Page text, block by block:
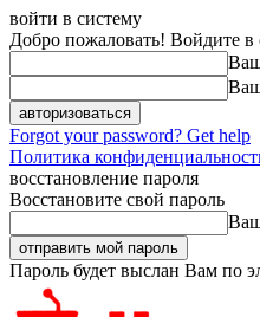
войти в систему
Добро пожаловать! Войдите
Forgot your password? Get help
Политика
восстановление пароля
Восстановите свой пароль
Пароль будет выслан Вам по